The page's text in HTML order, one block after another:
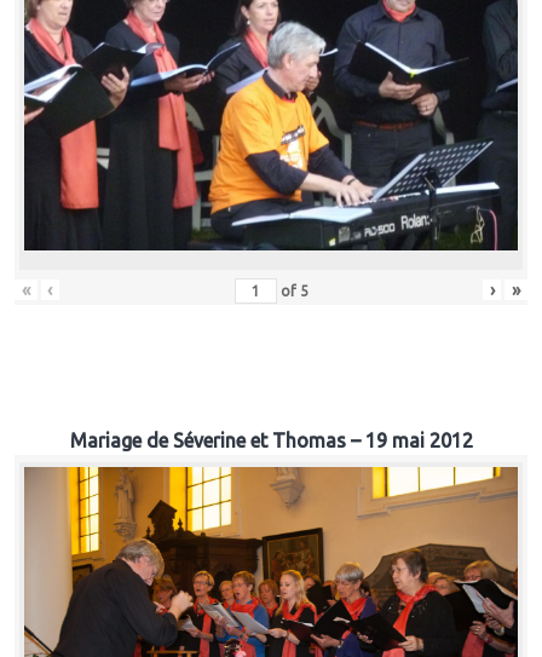
« ‹ of 5 › »
Mariage de Séverine et Thomas – 19 mai 2012